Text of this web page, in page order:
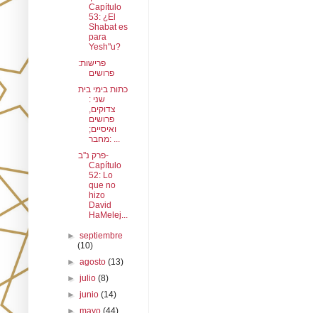
Capítulo
53: ¿El
Shabat es
para
Yesh"u?
פרישות:
פרושים
כתות בימי בית
שני :
צדוקים,
פרושים
ואיסיים;
מחבר: ...
פרק נ''ב-
Capítulo
52: Lo
que no
hizo
David
HaMelej...
►septiembre
(10)
►agosto(13)
►julio(8)
►junio(14)
►mayo(44)